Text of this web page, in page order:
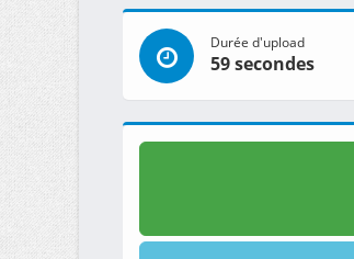
Durée d'upload
59 secondes